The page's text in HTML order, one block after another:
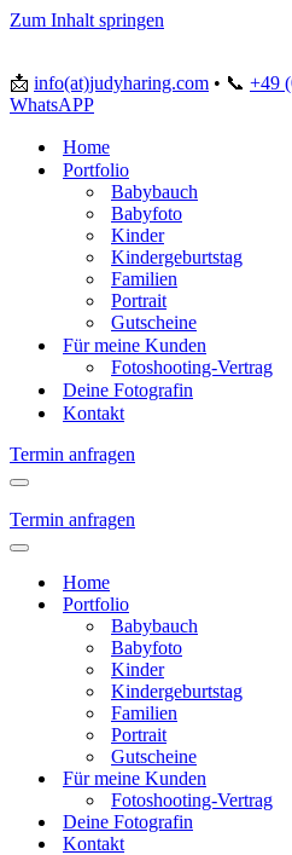
Zum Inhalt springen
📩 info(at)judyharing.com • 📞 +49
WhatsAPP
Home
Portfolio
Babybauch
Babyfoto
Kinder
Kindergeburtstag
Familien
Portrait
Gutscheine
Für meine Kunden
Fotoshooting-Vertrag
Deine Fotografin
Kontakt
Termin anfragen
Navigationsmenü
Termin anfragen
Navigationsmenü
Home
Portfolio
Babybauch
Babyfoto
Kinder
Kindergeburtstag
Familien
Portrait
Gutscheine
Für meine Kunden
Fotoshooting-Vertrag
Deine Fotografin
Kontakt